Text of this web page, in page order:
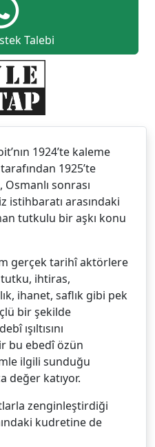
Talebi
1924’te kaleme
1925’te
sonrası
istihbaratı arasındaki
tutkulu bir aşkı konu
gerçek tarihî aktörlere
ihtiras,
ihanet, saflık gibi pek
bir şekilde
ışıltısını
bu ebedî özün
ilgili sunduğu
değer katıyor.
zenginleştirdiği
kudretine de